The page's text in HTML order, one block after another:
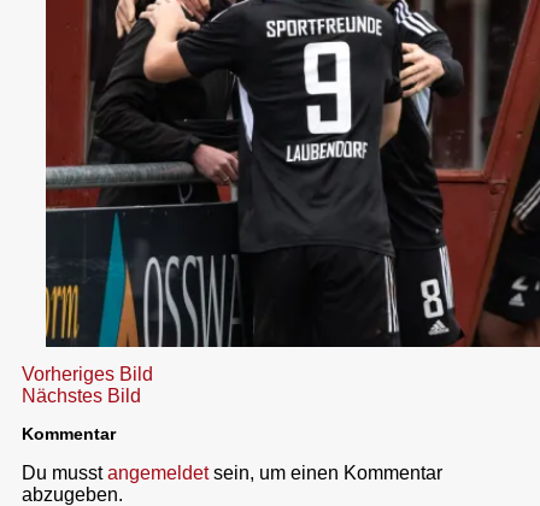
Vorheriges Bild
Nächstes Bild
Kommentar
Du musstangemeldetsein, um einen Kommentar
abzugeben.